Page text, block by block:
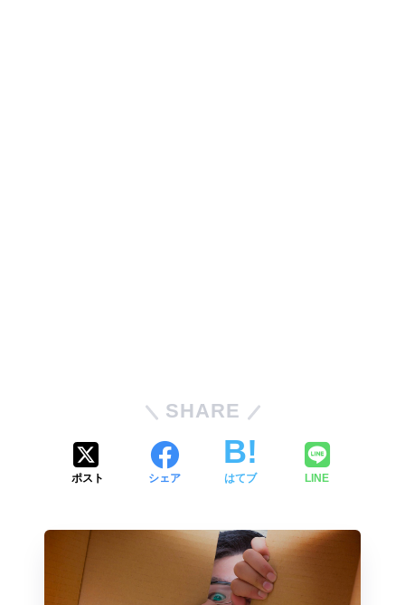
SHARE
ポスト シェア はてブ LINE